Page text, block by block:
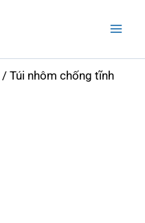
/ Túi nhôm chống tĩnh